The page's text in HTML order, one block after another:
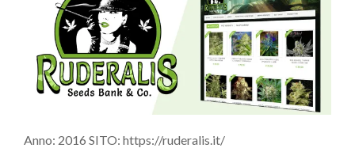
Anno: 2016 SITO: https://ruderalis.it/